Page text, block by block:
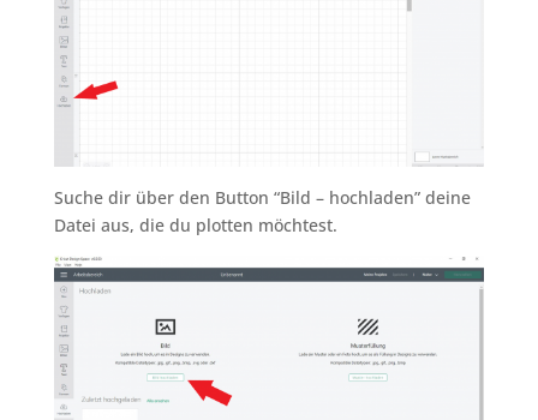
Suche dir über den Button “Bild – hochladen” deine
Datei aus, die du plotten möchtest.